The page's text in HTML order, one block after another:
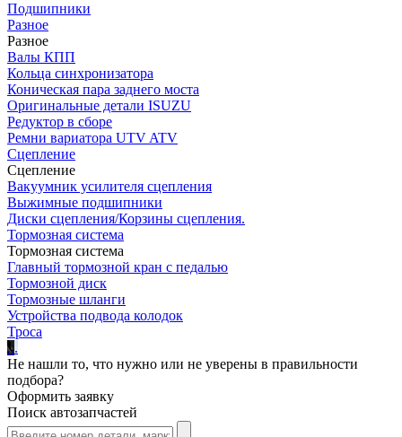
Подшипники
Разное
Разное
Валы КПП
Кольца синхронизатора
Коническая пара заднего моста
Оригинальные детали ISUZU
Редуктор в сборе
Ремни вариатора UTV ATV
Сцепление
Сцепление
Вакуумник усилителя сцепления
Выжимные подшипники
Диски сцепления/Корзины сцепления.
Тормозная система
Тормозная система
Главный тормозной кран с педалью
Тормозной диск
Тормозные шланги
Устройства подвода колодок
Троса
...
Не нашли то, что нужно или не уверены в правильности
подбора?
Оформить заявку
Поиск автозапчастей